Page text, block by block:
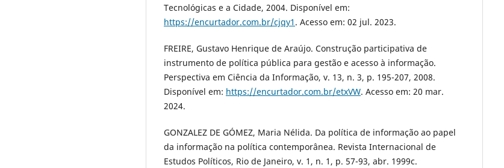
Tecnológicas e a Cidade, 2004. Disponível em:
https://encurtador.com.br/cjqy1 . Acesso em: 02 jul. 2023.
FREIRE, Gustavo Henrique de Araújo. Construção participativa de
instrumento de política pública para gestão e acesso à informação.
Perspectiva em Ciência da Informação, v. 13, n. 3, p. 195-207, 2008.
Disponível em: https://encurtador.com.br/etxVW. Acesso em: 20 mar.
2024.
GONZALEZ DE GÓMEZ, Maria Nélida. Da política de informação ao papel
da informação na política contemporânea. Revista Internacional de
Estudos Políticos, Rio de Janeiro, v. 1, n. 1, p. 57-93, abr. 1999c.